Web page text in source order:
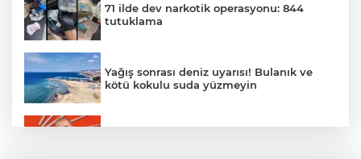
71 ilde dev narkotik operasyonu: 844
tutuklama
Yağış sonrası deniz uyarısı! Bulanık ve
kötü kokulu suda yüzmeyin